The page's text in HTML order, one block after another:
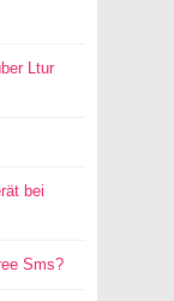
Ltur
bei
Sms?